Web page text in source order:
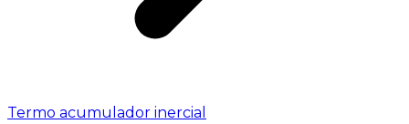
Termo acumulador inercial